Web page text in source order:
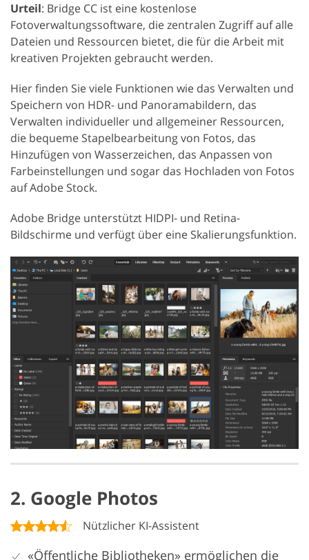
Urteil: Bridge CC ist eine kostenlose
Fotoverwaltungssoftware, die zentralen Zugriff auf alle
Dateien und Ressourcen bietet, die für die Arbeit mit
kreativen Projekten gebraucht werden.
Hier finden Sie viele Funktionen wie das Verwalten und
Speichern von HDR- und Panoramabildern, das
Verwalten individueller und allgemeiner Ressourcen,
die bequeme Stapelbearbeitung von Fotos, das
Hinzufügen von Wasserzeichen, das Anpassen von
Farbeinstellungen und sogar das Hochladen von Fotos
auf Adobe Stock.
Adobe Bridge unterstützt HIDPI- und Retina-
Bildschirme und verfügt über eine Skalierungsfunktion.
2. Google Photos
Nützlicher KI-Assistent
«Öffentliche Bibliotheken» ermöglichen die